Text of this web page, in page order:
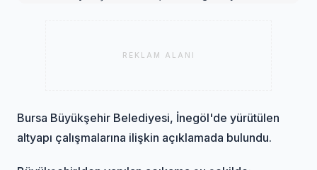
REKLAM ALANI
Bursa Büyükşehir Belediyesi, İnegöl'de yürütülen
altyapı çalışmalarına ilişkin açıklamada bulundu.